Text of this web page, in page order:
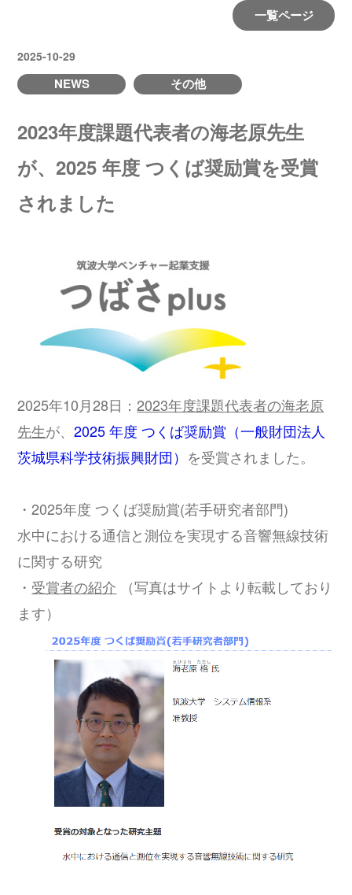
一覧ページ
2025-10-29
NEWS その他
2023年度課題代表者の海老原先生
が、2025 年度 つくば奨励賞を受賞
されました
2025年10月28日：2023年度課題代表者の海老原
先生が、2025 年度 つくば奨励賞（一般財団法人
茨城県科学技術振興財団） を受賞されました。
・2025年度 つくば奨励賞(若手研究者部門)
水中における通信と測位を実現する音響無線技術
に関する研究
・ 受賞者の紹介 （写真はサイトより転載しており
ます）